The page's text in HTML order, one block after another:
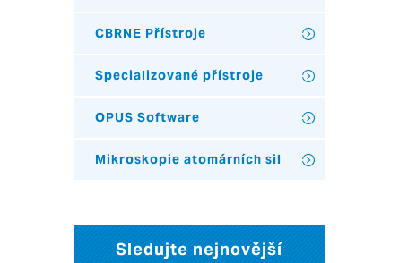
CBRNE Přístroje
Specializované přístroje
OPUS Software
Mikroskopie atomárních sil
Sledujte nejnovější